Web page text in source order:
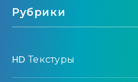
Рубрики
HD Текстуры